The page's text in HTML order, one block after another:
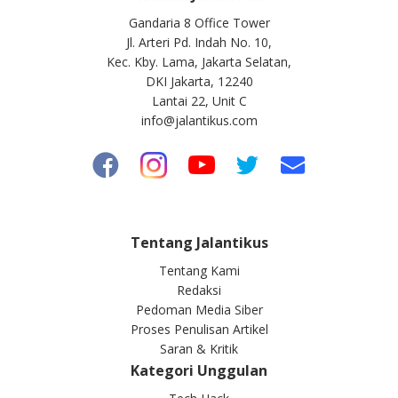
Gandaria 8 Office Tower
Jl. Arteri Pd. Indah No. 10,
Kec. Kby. Lama, Jakarta Selatan,
DKI Jakarta, 12240
Lantai 22, Unit C
info@jalantikus.com
Tentang Jalantikus
Tentang Kami
Redaksi
Pedoman Media Siber
Proses Penulisan Artikel
Saran & Kritik
Kategori Unggulan